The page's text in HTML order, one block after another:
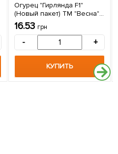
Огурец "Гирлянда F1"
(Новый пакет) ТМ "Весна"
0.25г (самоопыляемый)
16.53 грн
- +
КУПИТЬ